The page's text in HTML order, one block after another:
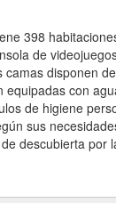
398
de
camas disponen
equipadas con
de higiene
sus
descubierta por